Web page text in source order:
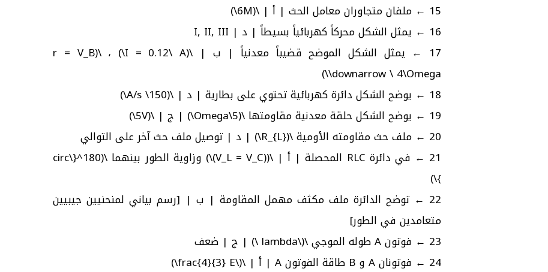
15 ← ملفان متجاوران معامل الحث | أ | \(6M\)
16 ← يمثل الشكل محركاً كهربائياً بسيطاً | د | I, II, III
17 ← يمثل الشكل الموضح قضيباً معدنياً | ب | \(I = 0.12\ A\) ، \(r = V_B
\downarrow \ 4\Omega\)
18 ← يوضح الشكل دائرة كهربائية تحتوي على بطارية | د | \(150\ A/s\)
19 ← يوضح الشكل حلقة معدنية مقاومتها \(5\Omega\) | ج | \(5V\)
20 ← ملف حث مقاومته الأومية \(R_{L}\) | د | توصيل ملف حث آخر على التوالي
21 ← في دائرة RLC المحصلة | أ | \((V_L = V_C)\) وزاوية الطور بينهما \(180^{\circ
}\)
22 ← توضح الدائرة ملف مكثف مهمل المقاومة | ب | [رسم بياني لمنحنيين جيبيين
متعامدين في الطور]
23 ← فوتون A طوله الموجي \(\lambda \) | ج | ضعف
24 ← فوتونان A و B طاقة الفوتون A | أ | \(\frac{4}{3} E\)